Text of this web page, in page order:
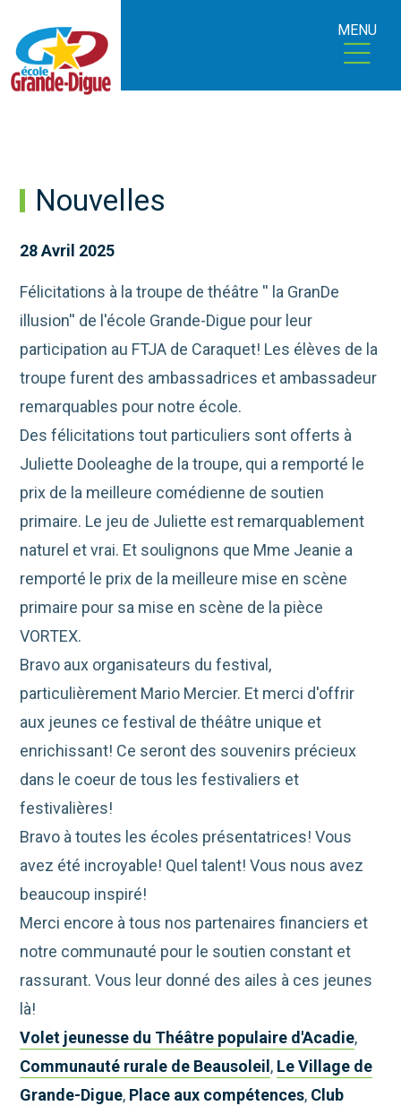
MENU
Nouvelles
28 Avril 2025
Félicitations à la troupe de théâtre '' la GranDe
illusion'' de l'école Grande-Digue pour leur
participation au FTJA de Caraquet! Les élèves de la
troupe furent des ambassadrices et ambassadeur
remarquables pour notre école.
Des félicitations tout particuliers sont offerts à
Juliette Dooleaghe de la troupe, qui a remporté le
prix de la meilleure comédienne de soutien
primaire. Le jeu de Juliette est remarquablement
naturel et vrai. Et soulignons que Mme Jeanie a
remporté le prix de la meilleure mise en scène
primaire pour sa mise en scène de la pièce
VORTEX.
Bravo aux organisateurs du festival,
particulièrement Mario Mercier. Et merci d'offrir
aux jeunes ce festival de théâtre unique et
enrichissant! Ce seront des souvenirs précieux
dans le coeur de tous les festivaliers et
festivalières!
Bravo à toutes les écoles présentatrices! Vous
avez été incroyable! Quel talent! Vous nous avez
beaucoup inspiré!
Merci encore à tous nos partenaires financiers et
notre communauté pour le soutien constant et
rassurant. Vous leur donné des ailes à ces jeunes
là!
Volet jeunesse du Théâtre populaire d'Acadie,
Communauté rurale de Beausoleil , Le Village de
Grande-Digue, Place aux compétences, Club